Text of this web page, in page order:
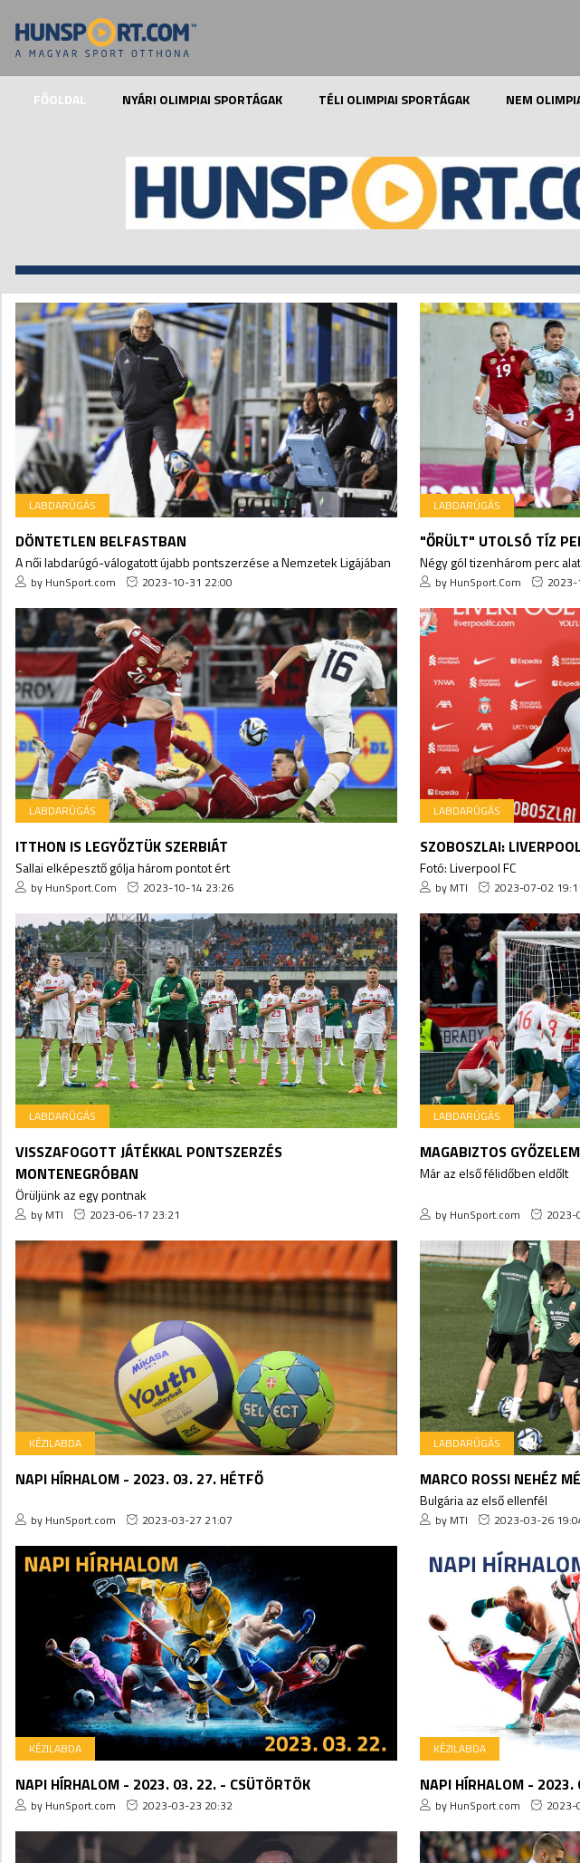
FŐOLDAL NYÁRI OLIMPIAI SPORTÁGAK TÉLI OLIMPIAI SPORTÁGAK NEM
LABDARÚGÁS
DÖNTETLEN BELFASTBAN
A női labdarúgó-válogatott újabb pontszerzése a Nemzetek Ligájában
by HunSport.com 2023-10-31 22:00
LABDARÚGÁS
"ŐRÜLT" UTOLSÓ TÍZ
Négy gól tizenhárom perc
by HunSport.Com
LABDARÚGÁS
ITTHON IS LEGYŐZTÜK SZERBIÁT
Sallai elképesztő gólja három pontot ért
by HunSport.Com 2023-10-14 23:26
LABDARÚGÁS
SZOBOSZLAI: LIVERPOOL
Fotó: Liverpool FC
by MTI 2023-07-02
LABDARÚGÁS
VISSZAFOGOTT JÁTÉKKAL PONTSZERZÉS
MONTENEGRÓBAN
Örüljünk az egy pontnak
by MTI 2023-06-17 23:21
LABDARÚGÁS
MAGABIZTOS
Már az első félidőben eldőlt
by HunSport.com 2023-
KÉZILABDA
NAPI HÍRHALOM - 2023. 03. 27. HÉTFŐ
by HunSport.com 2023-03-27 21:07
LABDARÚGÁS
MARCO ROSSI NEHÉZ
Bulgária az első ellenfél
by MTI 2023-03-26
KÉZILABDA
NAPI HÍRHALOM - 2023. 03. 22. - CSÜTÖRTÖK
by HunSport.com 2023-03-23 20:32
KÉZILABDA
NAPI HÍRHALOM - 2023.
by HunSport.com 2023-